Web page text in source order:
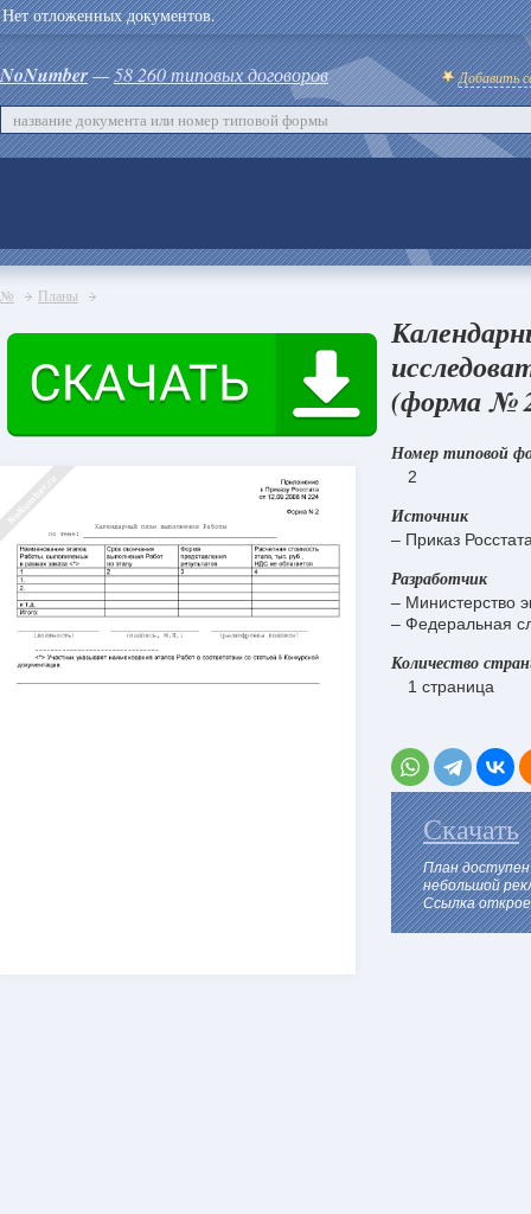
Нет отложенных документов.
NoNumber—58 260 типовых договоров Добавить
№ Планы
(форма №
Номер типовой
2
Источник
– Приказ
Разработчик
– Министерство
– Федеральная
Количество
1 страница
Скачать
План доступен
небольшой
Ссылка